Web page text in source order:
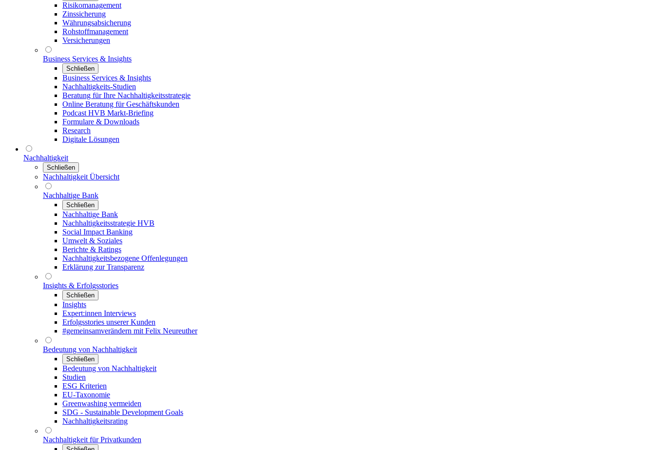
Risikomanagement
Zinssicherung
Währungsabsicherung
Rohstoffmanagement
Versicherungen
Business Services & Insights
Schließen
Business Services & Insights
Nachhaltigkeits-Studien
Beratung für Ihre Nachhaltigkeitsstrategie
Online Beratung für Geschäftskunden
Podcast HVB Markt-Briefing
Formulare & Downloads
Research
Digitale Lösungen
Nachhaltigkeit
Schließen
Nachhaltigkeit Übersicht
Nachhaltige Bank
Schließen
Nachhaltige Bank
Nachhaltigkeitsstrategie HVB
Social Impact Banking
Umwelt & Soziales
Berichte & Ratings
Nachhaltigkeitsbezogene Offenlegungen
Erklärung zur Transparenz
Insights & Erfolgsstories
Schließen
Insights
Expert:innen Interviews
Erfolgsstories unserer Kunden
#gemeinsamverändern mit Felix Neureuther
Bedeutung von Nachhaltigkeit
Schließen
Bedeutung von Nachhaltigkeit
Studien
ESG Kriterien
EU-Taxonomie
Greenwashing vermeiden
SDG - Sustainable Development Goals
Nachhaltigkeitsrating
Nachhaltigkeit für Privatkunden